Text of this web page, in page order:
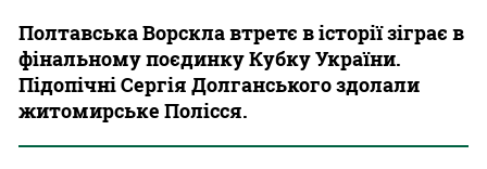
Полтавська Ворскла втретє в історії зіграє в
фінальному поєдинку Кубку України.
Підопічні Сергія Долганського здолали
житомирське Полісся.